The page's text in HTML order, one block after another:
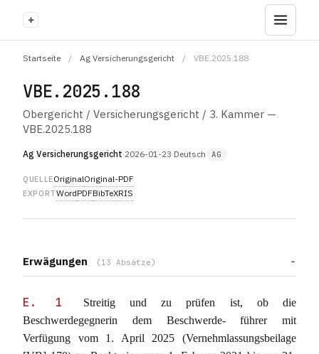
+
Startseite / Ag Versicherungsgericht / VBE.2025.188
VBE.2025.188
Obergericht / Versicherungsgericht / 3. Kammer —
VBE.2025.188
Ag Versicherungsgericht·2026-01-23·Deutsch AG
QUELLEOriginalOriginal-PDF
EXPORTWordPDFBibTeXRIS
Erwägungen (13 Absätze)
E. 1
Streitig und zu prüfen ist, ob die
Beschwerdegegnerin dem Beschwerde- führer mit
Verfügung vom 1. April 2025 (Vernehmlassungsbeilage